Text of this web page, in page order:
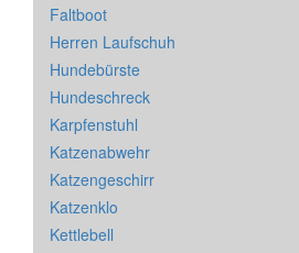
Faltboot
Herren Laufschuh
Hundebürste
Hundeschreck
Karpfenstuhl
Katzenabwehr
Katzengeschirr
Katzenklo
Kettlebell